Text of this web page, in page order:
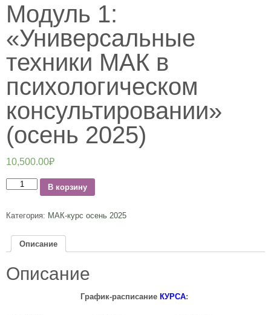
Модуль 1:
«Универсальные
техники МАК в
психологическом
консультировании»
(осень 2025)
10,500.00₽
Количество
В корзину
Категория: МАК-курс осень 2025
Описание
Описание
График-расписание КУРСА: